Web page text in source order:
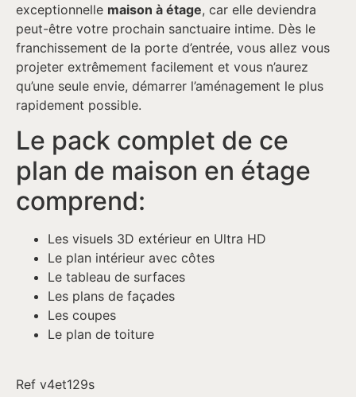
exceptionnelle maison à étage, car elle deviendra
peut-être votre prochain sanctuaire intime. Dès le
franchissement de la porte d’entrée, vous allez vous
projeter extrêmement facilement et vous n’aurez
qu’une seule envie, démarrer l’aménagement le plus
rapidement possible.
Le pack complet de ce
plan de maison en étage
comprend:
Les visuels 3D extérieur en Ultra HD
Le plan intérieur avec côtes
Le tableau de surfaces
Les plans de façades
Les coupes
Le plan de toiture
Ref v4et129s